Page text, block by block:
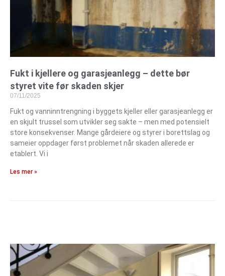
Fukt i kjellere og garasjeanlegg – dette bør
styret vite før skaden skjer
07/11/2025
Fukt og vanninntrengning i byggets kjeller eller garasjeanlegg er
en skjult trussel som utvikler seg sakte – men med potensielt
store konsekvenser. Mange gårdeiere og styrer i borettslag og
sameier oppdager først problemet når skaden allerede er
etablert. Vi i
Les mer »